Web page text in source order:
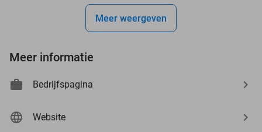
Meer weergeven
Meer informatie
Bedrijfspagina
Website